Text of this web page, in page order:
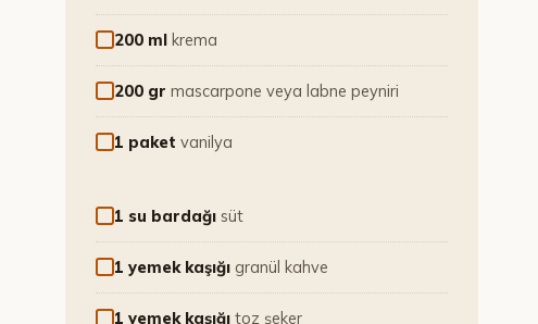
200 ml krema
200 gr mascarpone veya labne peyniri
1 paket vanilya
1 su bardağı süt
1 yemek kaşığı granül kahve
1 yemek kaşığı toz şeker